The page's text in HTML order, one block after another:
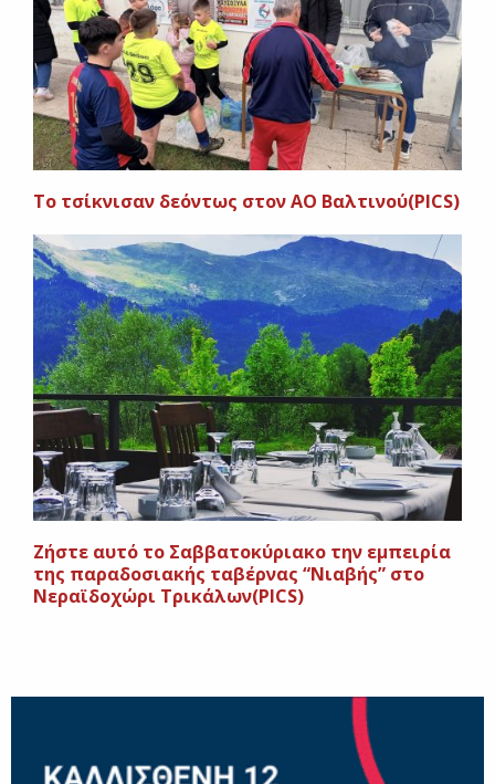
Το τσίκνισαν δεόντως στον ΑΟ Βαλτινού(PICS)
Ζήστε αυτό το Σαββατοκύριακο την εμπειρία
της παραδοσιακής ταβέρνας “Νιαβής” στο
Νεραϊδοχώρι Τρικάλων(PICS)